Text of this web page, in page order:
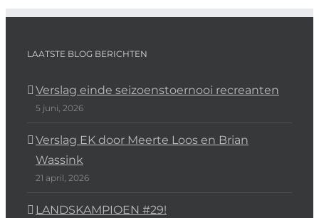
LAATSTE BLOG BERICHTEN
Verslag einde seizoenstoernooi recreanten
5 juni, 2026
Verslag EK door Meerte Loos en Brian
Wassink
21 april, 2026
LANDSKAMPIOEN #29!